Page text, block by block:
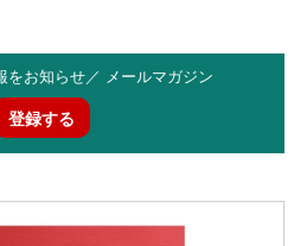
をお知らせ／ メールマガジン
登録する